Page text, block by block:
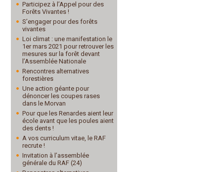
Participez à l’Appel pour des
Forêts Vivantes !
S’engager pour des forêts
vivantes
Loi climat : une manifestation le
1er mars 2021 pour retrouver les
mesures sur la forêt devant
l’Assemblée Nationale
Rencontres alternatives
forestières
Une action géante pour
dénoncer les coupes rases
dans le Morvan
Pour que les Renardes aient leur
école avant que les poules aient
des dents !
A vos curriculum vitae, le RAF
recrute !
Invitation à l’assemblée
générale du RAF (24)